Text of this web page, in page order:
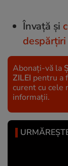
Învață și
despărțiri
Abonați-vă la
ZILEI pentru a
curent cu cele
informații.